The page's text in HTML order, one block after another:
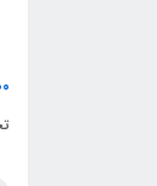
بادی دو نفره مدل دار